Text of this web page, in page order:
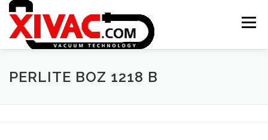
Skip
content
Menu
ONTSTAAN XIVAC CONCEPTEN
PERLITE BOZ 1218 B